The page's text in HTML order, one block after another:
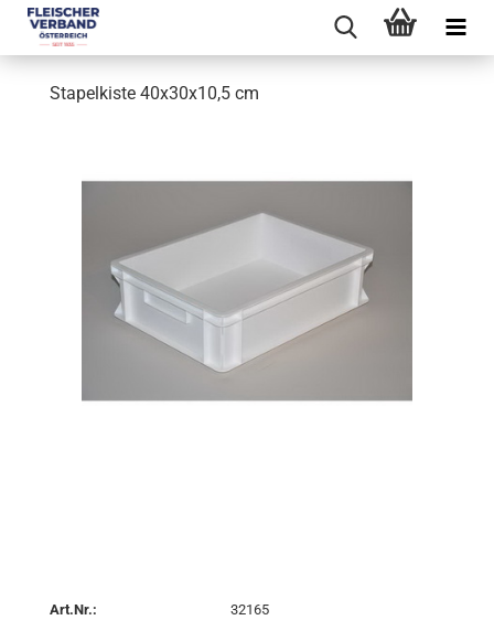
Stapelkiste 40x30x10,5 cm
Art.Nr.:
32165